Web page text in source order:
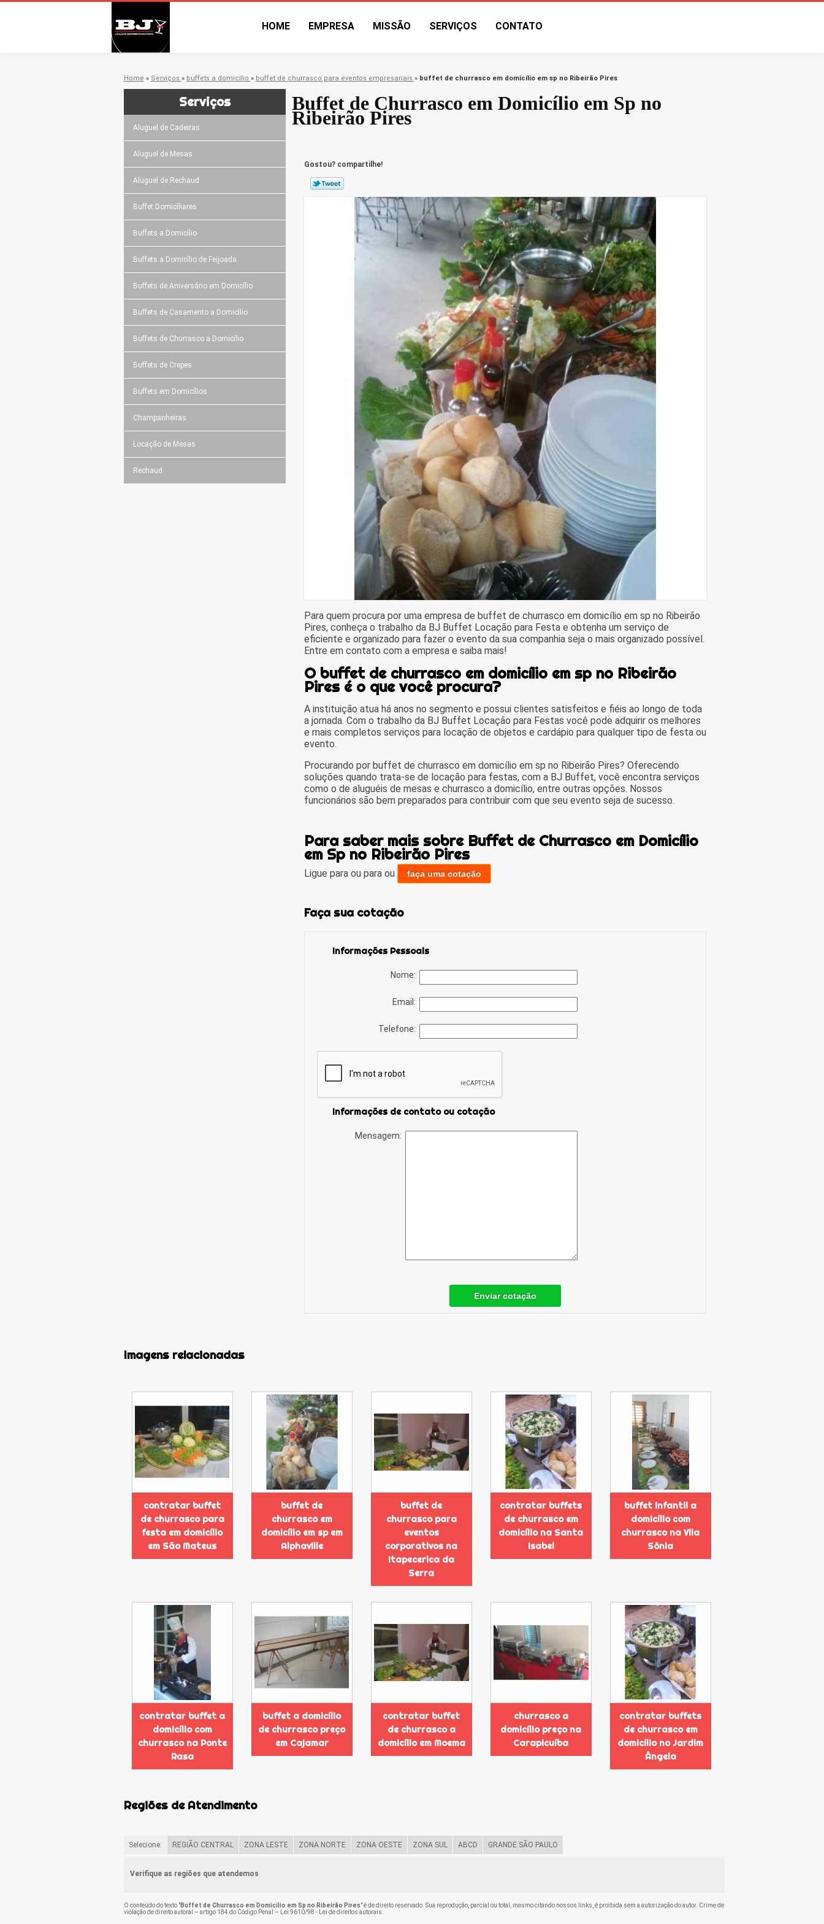
HOME EMPRESA MISSÃO SERVIÇOS CONTATO
Home » Serviços » buffets a domicílio » buffet de churrasco para eventos empresariais » buffet de churrasco em domicílio em sp no Ribeirão Pires
Serviços
Aluguel de Cadeiras
Aluguel de Mesas
Aluguel de Rechaud
Buffet Domicíliares
Buffets a Domicílio
Buffets a Domicílio de Feijoada
Buffets de Aniversário em Domicílio
Buffets de Casamento a Domicílio
Buffets de Churrasco a Domicílio
Buffets de Crepes
Buffets em Domicílios
Champanheiras
Locação de Mesas
Rechaud
Buffet de Churrasco em Domicílio em Sp no
Ribeirão Pires
Gostou? compartilhe!
Para quem procura por uma empresa de buffet de churrasco em domicílio em sp no Ribeirão
Pires, conheça o trabalho da BJ Buffet Locação para Festa e obtenha um serviço de
eficiente e organizado para fazer o evento da sua companhia seja o mais organizado possível.
Entre em contato com a empresa e saiba mais!
O buffet de churrasco em domicílio em sp no Ribeirão
Pires é o que você procura?
A instituição atua há anos no segmento e possui clientes satisfeitos e fiéis ao longo de toda
a jornada. Com o trabalho da BJ Buffet Locação para Festas você pode adquirir os melhores
e mais completos serviços para locação de objetos e cardápio para qualquer tipo de festa ou
evento.
Procurando por buffet de churrasco em domicílio em sp no Ribeirão Pires? Oferecendo
soluções quando trata-se de locação para festas, com a BJ Buffet, você encontra serviços
como o de aluguéis de mesas e churrasco a domicílio, entre outras opções. Nossos
funcionários são bem preparados para contribuir com que seu evento seja de sucesso.
Para saber mais sobre Buffet de Churrasco em Domicílio
em Sp no Ribeirão Pires
Ligue para ou para ou faça uma cotação
Faça sua cotação
Informações Pessoais
Nome:
Email:
Telefone:
Informações de contato ou cotação
Mensagem:
Enviar cotação
Imagens relacionadas
contratar buffet
de churrasco para
festa em domicílio
em São Mateus
buffet de
churrasco em
domicílio em sp em
Alphaville
buffet de
churrasco para
eventos
corporativos na
Itapecerica da
Serra
contratar buffets
de churrasco em
domicílio na Santa
Isabel
buffet infantil a
domicílio com
churrasco na Vila
Sônia
contratar buffet a
domicílio com
churrasco na Ponte
Rasa
buffet a domicílio
de churrasco preço
em Cajamar
contratar buffet
de churrasco a
domicílio em Moema
churrasco a
domicílio preço na
Carapicuíba
contratar buffets
de churrasco em
domicílio no Jardim
Ângela
Regiões de Atendimento
Selecione: REGIÃO CENTRAL ZONA LESTE ZONA NORTE ZONA OESTE ZONA SUL ABCD GRANDE SÃO PAULO
Verifique as regiões que atendemos
O conteúdo do texto "Buffet de Churrasco em Domicílio em Sp no Ribeirão Pires" é de direito reservado. Sua reprodução, parcial ou total, mesmo citando nossos links, é proibida sem a autorização do autor. Crime de
violação de direito autoral – artigo 184 do Código Penal –
Lei 9610/98 - Lei de direitos autorais